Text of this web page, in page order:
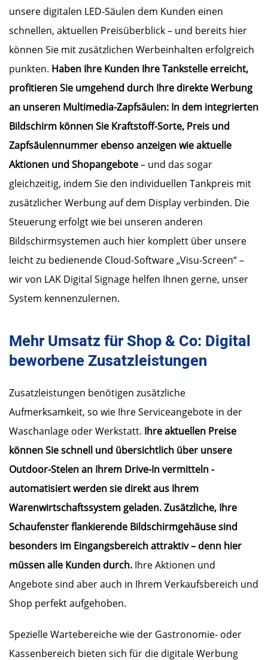
unsere digitalen LED-Säulen dem Kunden einen
schnellen, aktuellen Preisüberblick – und bereits hier
können Sie mit zusätzlichen Werbeinhalten erfolgreich
punkten. Haben Ihre Kunden Ihre Tankstelle erreicht,
profitieren Sie umgehend durch Ihre direkte Werbung
an unseren Multimedia-Zapfsäulen: In dem integrierten
Bildschirm können Sie Kraftstoff-Sorte, Preis und
Zapfsäulennummer ebenso anzeigen wie aktuelle
Aktionen und Shopangebote– und das sogar
gleichzeitig, indem Sie den individuellen Tankpreis mit
zusätzlicher Werbung auf dem Display verbinden. Die
Steuerung erfolgt wie bei unseren anderen
Bildschirmsystemen auch hier komplett über unsere
leicht zu bedienende Cloud-Software „Visu-Screen“ –
wir von LAK Digital Signage helfen Ihnen gerne, unser
System kennenzulernen.
Mehr Umsatz für Shop & Co: Digital
beworbene Zusatzleistungen
Zusatzleistungen benötigen zusätzliche
Aufmerksamkeit, so wie Ihre Serviceangebote in der
Waschanlage oder Werkstatt. Ihre aktuellen Preise
können Sie schnell und übersichtlich über unsere
Outdoor-Stelen an Ihrem Drive-In vermitteln -
automatisiert werden sie direkt aus Ihrem
Warenwirtschaftssystem geladen. Zusätzliche, Ihre
Schaufenster flankierende Bildschirmgehäuse sind
besonders im Eingangsbereich attraktiv – denn hier
müssen alle Kunden durch. Ihre Aktionen und
Angebote sind aber auch in Ihrem Verkaufsbereich und
Shop perfekt aufgehoben.
Spezielle Wartebereiche wie der Gastronomie- oder
Kassenbereich bieten sich für die digitale Werbung